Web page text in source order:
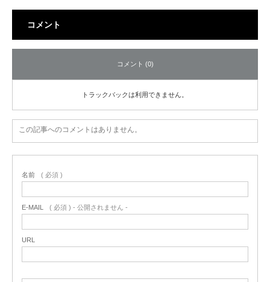
コメント
コメント (0)
トラックバックは利用できません。
この記事へのコメントはありません。
名前 ( 必須 )
E-MAIL ( 必須 ) - 公開されません -
URL